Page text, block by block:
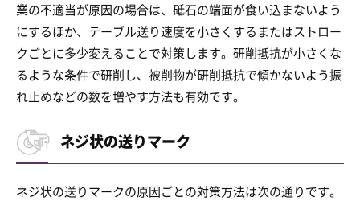
業の不適当が原因の場合は、砥石の端面が食い込まないよう
にするほか、テーブル送り速度を小さくするまたはストロー
クごとに多少変えることで対策します。研削抵抗が小さくな
るような条件で研削し、被削物が研削抵抗で傾かないよう振
れ止めなどの数を増やす方法も有効です。
ネジ状の送りマーク
ネジ状の送りマークの原因ごとの対策方法は次の通りです。